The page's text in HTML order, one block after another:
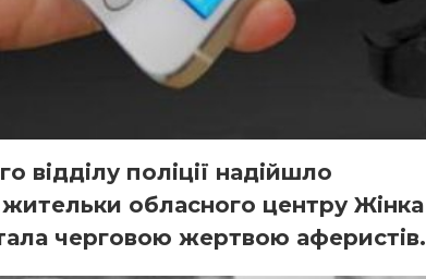
відділу поліції надійшло
обласного центру Жінка
черговою жертвою аферистів.